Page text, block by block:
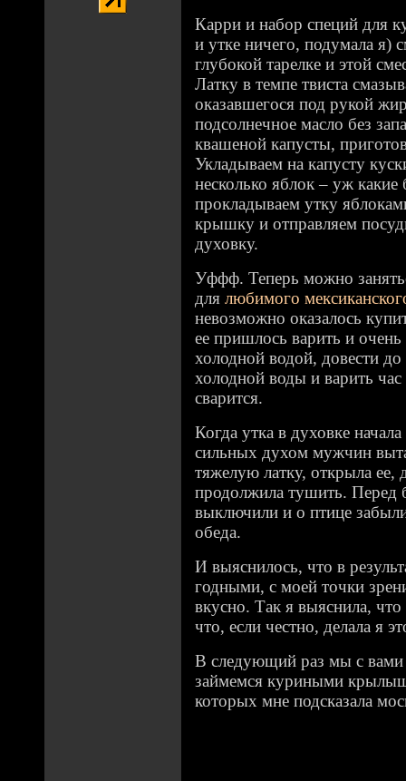
Карри и набор специй для
и утке ничего, подумала я)
глубокой тарелке и этой
Латку в темпе твиста
оказавшегося под рукой
подсолнечное масло без
квашеной капусты,
Укладываем на капусту
несколько яблок – уж
прокладываем утку
крышку и отправляем
духовку.
Уффф. Теперь можно
для любимого
невозможно оказалось
ее пришлось варить и
холодной водой, довести до
холодной воды и варить
сварится.
Когда утка в духовке
сильных духом мужчин
тяжелую латку, открыла ее,
продолжила тушить. Перед
выключили и о птице
обеда.
И выяснилось, что в
годными, с моей точки
вкусно. Так я выяснила,
что, если честно, делала я
В следующий раз мы с вами
займемся куриными
которых мне подсказала